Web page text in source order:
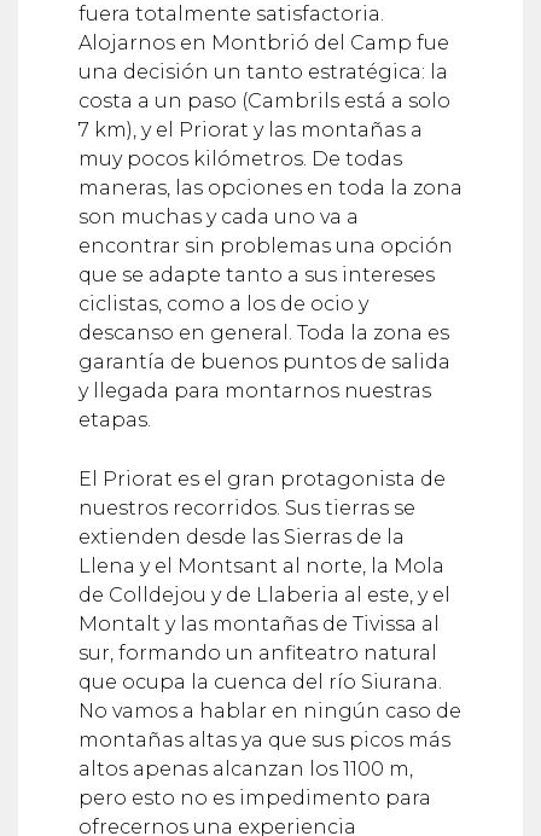
fuera totalmente satisfactoria.
Alojarnos en Montbrió del Camp fue
una decisión un tanto estratégica: la
costa a un paso (Cambrils está a solo
7 km), y el Priorat y las montañas a
muy pocos kilómetros. De todas
maneras, las opciones en toda la zona
son muchas y cada uno va a
encontrar sin problemas una opción
que se adapte tanto a sus intereses
ciclistas, como a los de ocio y
descanso en general. Toda la zona es
garantía de buenos puntos de salida
y llegada para montarnos nuestras
etapas.
El Priorat es el gran protagonista de
nuestros recorridos. Sus tierras se
extienden desde las Sierras de la
Llena y el Montsant al norte, la Mola
de Colldejou y de Llaberia al este, y el
Montalt y las montañas de Tivissa al
sur, formando un anfiteatro natural
que ocupa la cuenca del río Siurana.
No vamos a hablar en ningún caso de
montañas altas ya que sus picos más
altos apenas alcanzan los 1100 m,
pero esto no es impedimento para
ofrecernos una experiencia